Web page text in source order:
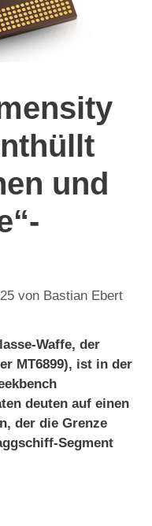
und
von Bastian Ebert
Waffe, der
MT6899), ist in der
deuten auf einen
der die Grenze
Segment